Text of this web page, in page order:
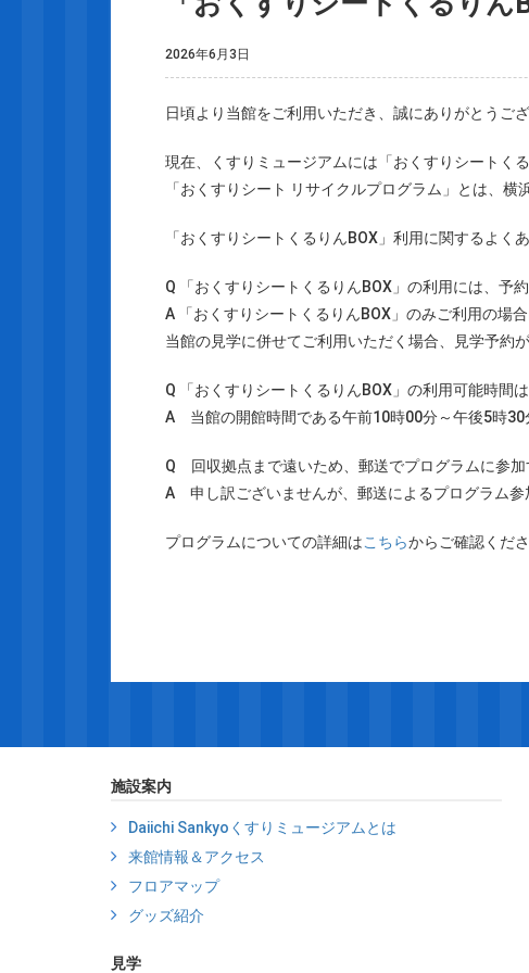
2026年6月3日
日頃より当館をご利用いただき、誠にありがとうござ
現在、くすりミュージアムには「おくすりシートく
「おくすりシート リサイクルプログラム」とは、
「おくすりシートくるりんBOX」利用に関するよく
Q 「おくすりシートくるりんBOX」の利用には、予
A 「おくすりシートくるりんBOX」のみご利用の場合
当館の見学に併せてご利用いただく場合、見学予約
Q 「おくすりシートくるりんBOX」の利用可能時間
A 当館の開館時間である午前10時00分～午後5時30
Q 回収拠点まで遠いため、郵送でプログラムに参加
A 申し訳ございませんが、郵送によるプログラム参
プログラムについての詳細はこちらからご確認くださ
施設案内
Daiichi Sankyoくすりミュージアムとは
来館情報＆アクセス
フロアマップ
グッズ紹介
見学